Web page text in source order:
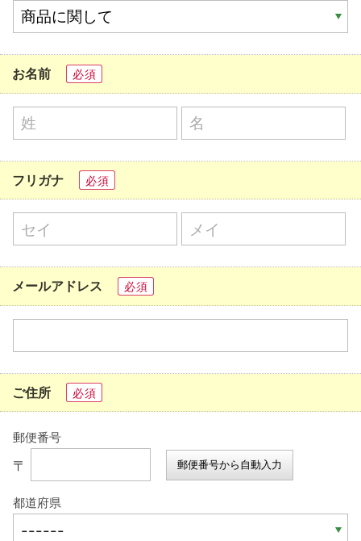
お名前 必須
フリガナ 必須
メールアドレス 必須
ご住所 必須
郵便番号
〒 郵便番号から自動入力
都道府県